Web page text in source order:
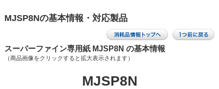
MJSP8Nの基本情報・対応製品
スーパーファイン専用紙 MJSP8N の基本情報
（商品画像をクリックすると拡大表示されます）
MJSP8N